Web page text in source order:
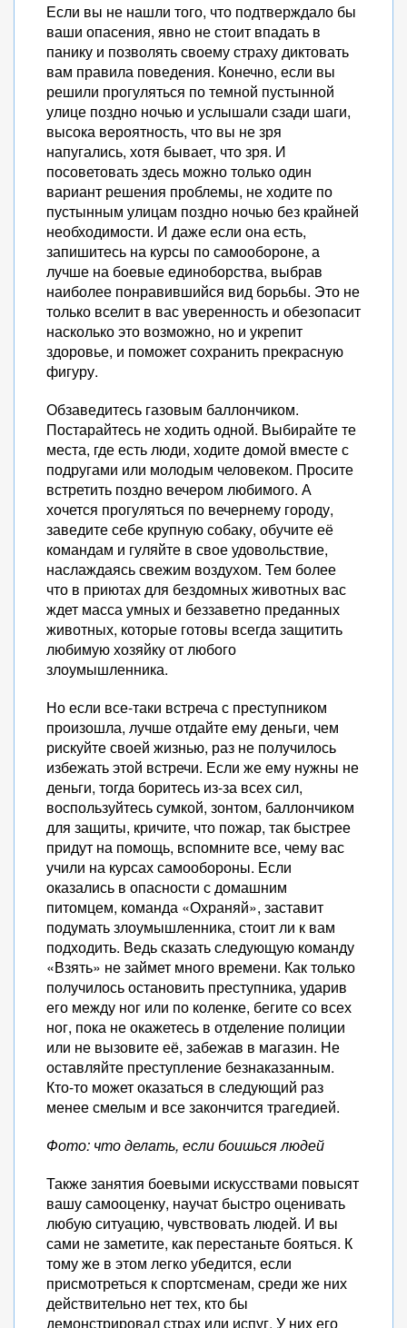
Если вы не нашли того, что подтверждало бы
ваши опасения, явно не стоит впадать в
панику и позволять своему страху диктовать
вам правила поведения. Конечно, если вы
решили прогуляться по темной пустынной
улице поздно ночью и услышали сзади шаги,
высока вероятность, что вы не зря
напугались, хотя бывает, что зря. И
посоветовать здесь можно только один
вариант решения проблемы, не ходите по
пустынным улицам поздно ночью без крайней
необходимости. И даже если она есть,
запишитесь на курсы по самообороне, а
лучше на боевые единоборства, выбрав
наиболее понравившийся вид борьбы. Это не
только вселит в вас уверенность и обезопасит
насколько это возможно, но и укрепит
здоровье, и поможет сохранить прекрасную
фигуру.
Обзаведитесь газовым баллончиком.
Постарайтесь не ходить одной. Выбирайте те
места, где есть люди, ходите домой вместе с
подругами или молодым человеком. Просите
встретить поздно вечером любимого. А
хочется прогуляться по вечернему городу,
заведите себе крупную собаку, обучите её
командам и гуляйте в свое удовольствие,
наслаждаясь свежим воздухом. Тем более
что в приютах для бездомных животных вас
ждет масса умных и беззаветно преданных
животных, которые готовы всегда защитить
любимую хозяйку от любого
злоумышленника.
Но если все-таки встреча с преступником
произошла, лучше отдайте ему деньги, чем
рискуйте своей жизнью, раз не получилось
избежать этой встречи. Если же ему нужны не
деньги, тогда боритесь из-за всех сил,
воспользуйтесь сумкой, зонтом, баллончиком
для защиты, кричите, что пожар, так быстрее
придут на помощь, вспомните все, чему вас
учили на курсах самообороны. Если
оказались в опасности с домашним
питомцем, команда «Охраняй», заставит
подумать злоумышленника, стоит ли к вам
подходить. Ведь сказать следующую команду
«Взять» не займет много времени. Как только
получилось остановить преступника, ударив
его между ног или по коленке, бегите со всех
ног, пока не окажетесь в отделение полиции
или не вызовите её, забежав в магазин. Не
оставляйте преступление безнаказанным.
Кто-то может оказаться в следующий раз
менее смелым и все закончится трагедией.
Фото: что делать, если боишься людей
Также занятия боевыми искусствами повысят
вашу самооценку, научат быстро оценивать
любую ситуацию, чувствовать людей. И вы
сами не заметите, как перестаньте бояться. К
тому же в этом легко убедится, если
присмотреться к спортсменам, среди же них
действительно нет тех, кто бы
демонстрировал страх или испуг. У них его